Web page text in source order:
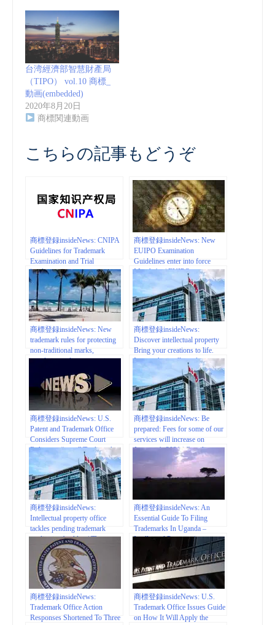
台湾經濟部智慧財產局
（TIPO） vol.10 商標_
動画(embedded)
2020年8月20日
商標関連動画
こちらの記事もどうぞ
商標登録insideNews: CNIPA
Guidelines for Trademark
Examination and Trial
| natlawreview.com
商標登録insideNews: New
EUIPO Examination
Guidelines enter into force
March 1st | EUIPO
商標登録insideNews: New
trademark rules for protecting
non-traditional marks,
mandating online transactions
take effect | IPOPHL
商標登録insideNews:
Discover intellectual property
Bring your creations to life.
Learn why intellectual property
matters. – Canadian Intellectual
Property Office
商標登録insideNews: U.S.
Patent and Trademark Office
Considers Supreme Court
Ruling on “.com” Trademarks
in New Decision | American
University Intellectual Property
Brief
商標登録insideNews: Be
prepared: Fees for some of our
services will increase on
January 1, 2021 | Canadian
Intellectual Property Office
商標登録insideNews:
Intellectual property office
tackles pending trademark
application backlog | The
Lawyer’s Daily
商標登録insideNews: An
Essential Guide To Filing
Trademarks In Uganda –
Intellectual Property |
商標登録insideNews:
Trademark Office Action
Responses Shortened To Three
商標登録insideNews: U.S.
Trademark Office Issues Guide
on How It Will Apply the